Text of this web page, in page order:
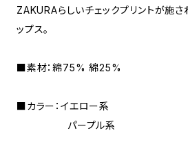
ZAKURAらしいチェックプリントが施さ
ップス。
■素材：綿75% 綿25%
■カラー：イエロー系
パープル系